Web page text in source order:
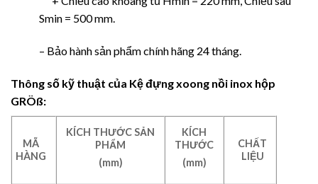
Smin = 500 mm.
– Bảo hành sản phẩm chính hãng 24 tháng.
Thông số kỹ thuật của Kệ đựng xoong nồi inox hộp
GRÖß:
MÃ
HÀNG
KÍCH THƯỚC SẢN
PHẨM
(mm)
KÍCH
THƯỚC
(mm)
CHẤT
LIỆU